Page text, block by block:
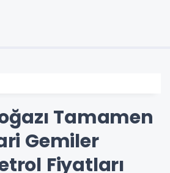
Tamamen
Gemiler
Fiyatları